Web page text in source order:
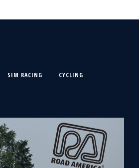
SIM RACING CYCLING